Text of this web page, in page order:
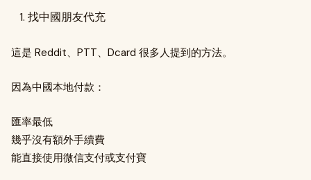
找中國朋友代充
這是 Reddit、PTT、Dcard 很多人提到的方法。
因為中國本地付款：
匯率最低
幾乎沒有額外手續費
能直接使用微信支付或支付寶